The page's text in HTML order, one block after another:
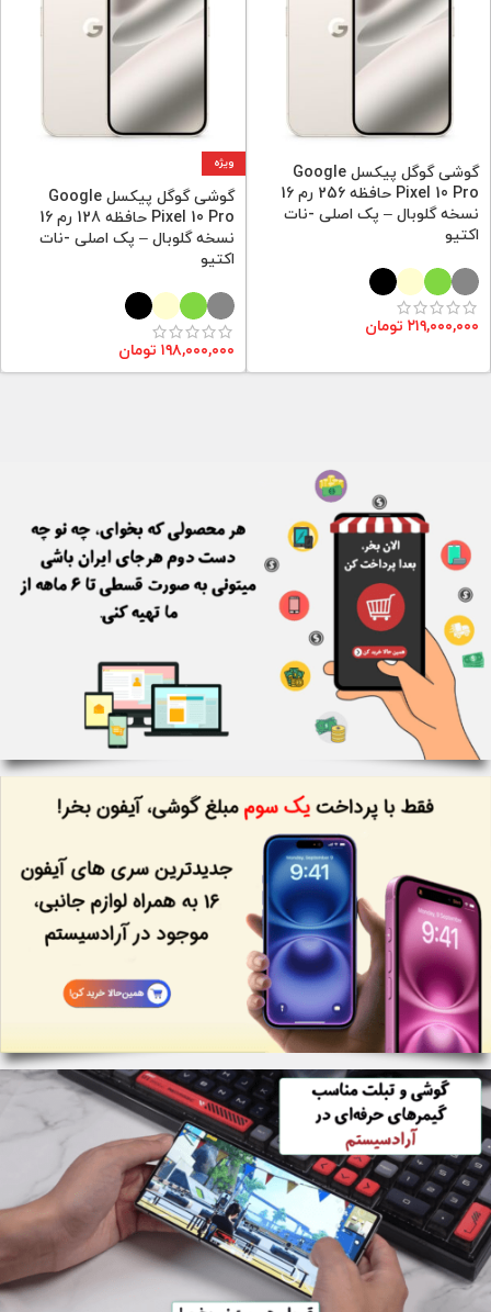
گوشی گوگل پیکسل Google
Pixel 10 Pro حافظه 256 رم 16
نسخه گلوبال – پک اصلی -نات
اکتیو
۲۱۹,۰۰۰,۰۰۰ تومان
ویژه
گوشی گوگل پیکسل Google
Pixel 10 Pro حافظه 128 رم 16
نسخه گلوبال – پک اصلی -نات
اکتیو
۱۹۸,۰۰۰,۰۰۰ تومان